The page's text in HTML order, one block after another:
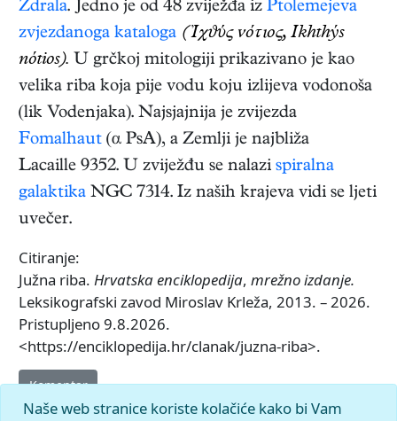
Ždrala. Jedno je od 48 zviježđa iz Ptolemejeva
zvjezdanoga kataloga (Ἰχϑύς νότιος, Ikhthýs
nótios). U grčkoj mitologiji prikazivano je kao
velika riba koja pije vodu koju izlijeva vodonoša
(lik Vodenjaka). Najsjajnija je zvijezda
Fomalhaut (α PsA), a Zemlji je najbliža
Lacaille 9352. U zviježđu se nalazi spiralna
galaktika NGC 7314. Iz naših krajeva vidi se ljeti
uvečer.
Citiranje:
Južna riba. Hrvatska enciklopedija, mrežno izdanje.
Leksikografski zavod Miroslav Krleža, 2013. – 2026.
Pristupljeno 9.8.2026.
<https://enciklopedija.hr/clanak/juzna-riba>.
Komentar
Naše web stranice koriste kolačiće kako bi Vam